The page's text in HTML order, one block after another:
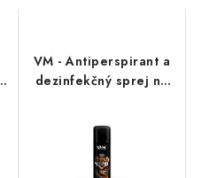
VM - Antiperspirant a
dezinfekčný sprej na